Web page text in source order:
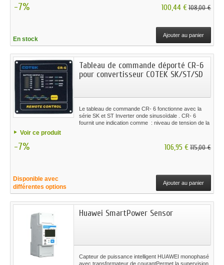
-7% 100,44 €108,00 €
En stock
Ajouter au panier
Tableau de commande déporté CR-6
pour convertisseur COTEK SK/ST/SD
Le tableau de commande CR- 6 fonctionne avec la
série SK et ST Inverter onde sinusoïdale . CR- 6
fournit une indication comme : niveau de tension de la
Voir ce produit
-7% 106,95 €115,00 €
Disponible avec
différentes options
Ajouter au panier
Huawei SmartPower Sensor
Capteur de puissance intelligent HUAWEI monophasé
avec transformateur de courantPermet la supervision